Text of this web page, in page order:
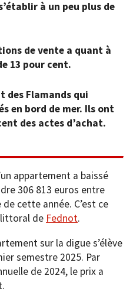
à un peu plus de
de vente a quant à
13 pour cent.
des Flamands qui
en bord de mer. Ils ont
des actes d’achat.
appartement a baissé
306 813 euros entre
cette année. C’est ce
de Fednot.
sur la digue s’élève
semestre 2025. Par
de 2024, le prix a